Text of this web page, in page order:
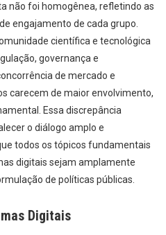
não foi homogênea, refletindo as
engajamento de cada grupo.
científica e tecnológica
governança e
de mercado e
carecem de maior envolvimento,
Essa discrepância
o diálogo amplo e
todos os tópicos fundamentais
digitais sejam amplamente
de políticas públicas.
Digitais